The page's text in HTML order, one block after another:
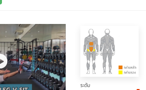
ระดับ